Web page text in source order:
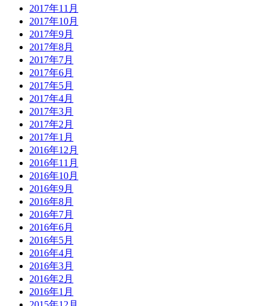
2017年11月
2017年10月
2017年9月
2017年8月
2017年7月
2017年6月
2017年5月
2017年4月
2017年3月
2017年2月
2017年1月
2016年12月
2016年11月
2016年10月
2016年9月
2016年8月
2016年7月
2016年6月
2016年5月
2016年4月
2016年3月
2016年2月
2016年1月